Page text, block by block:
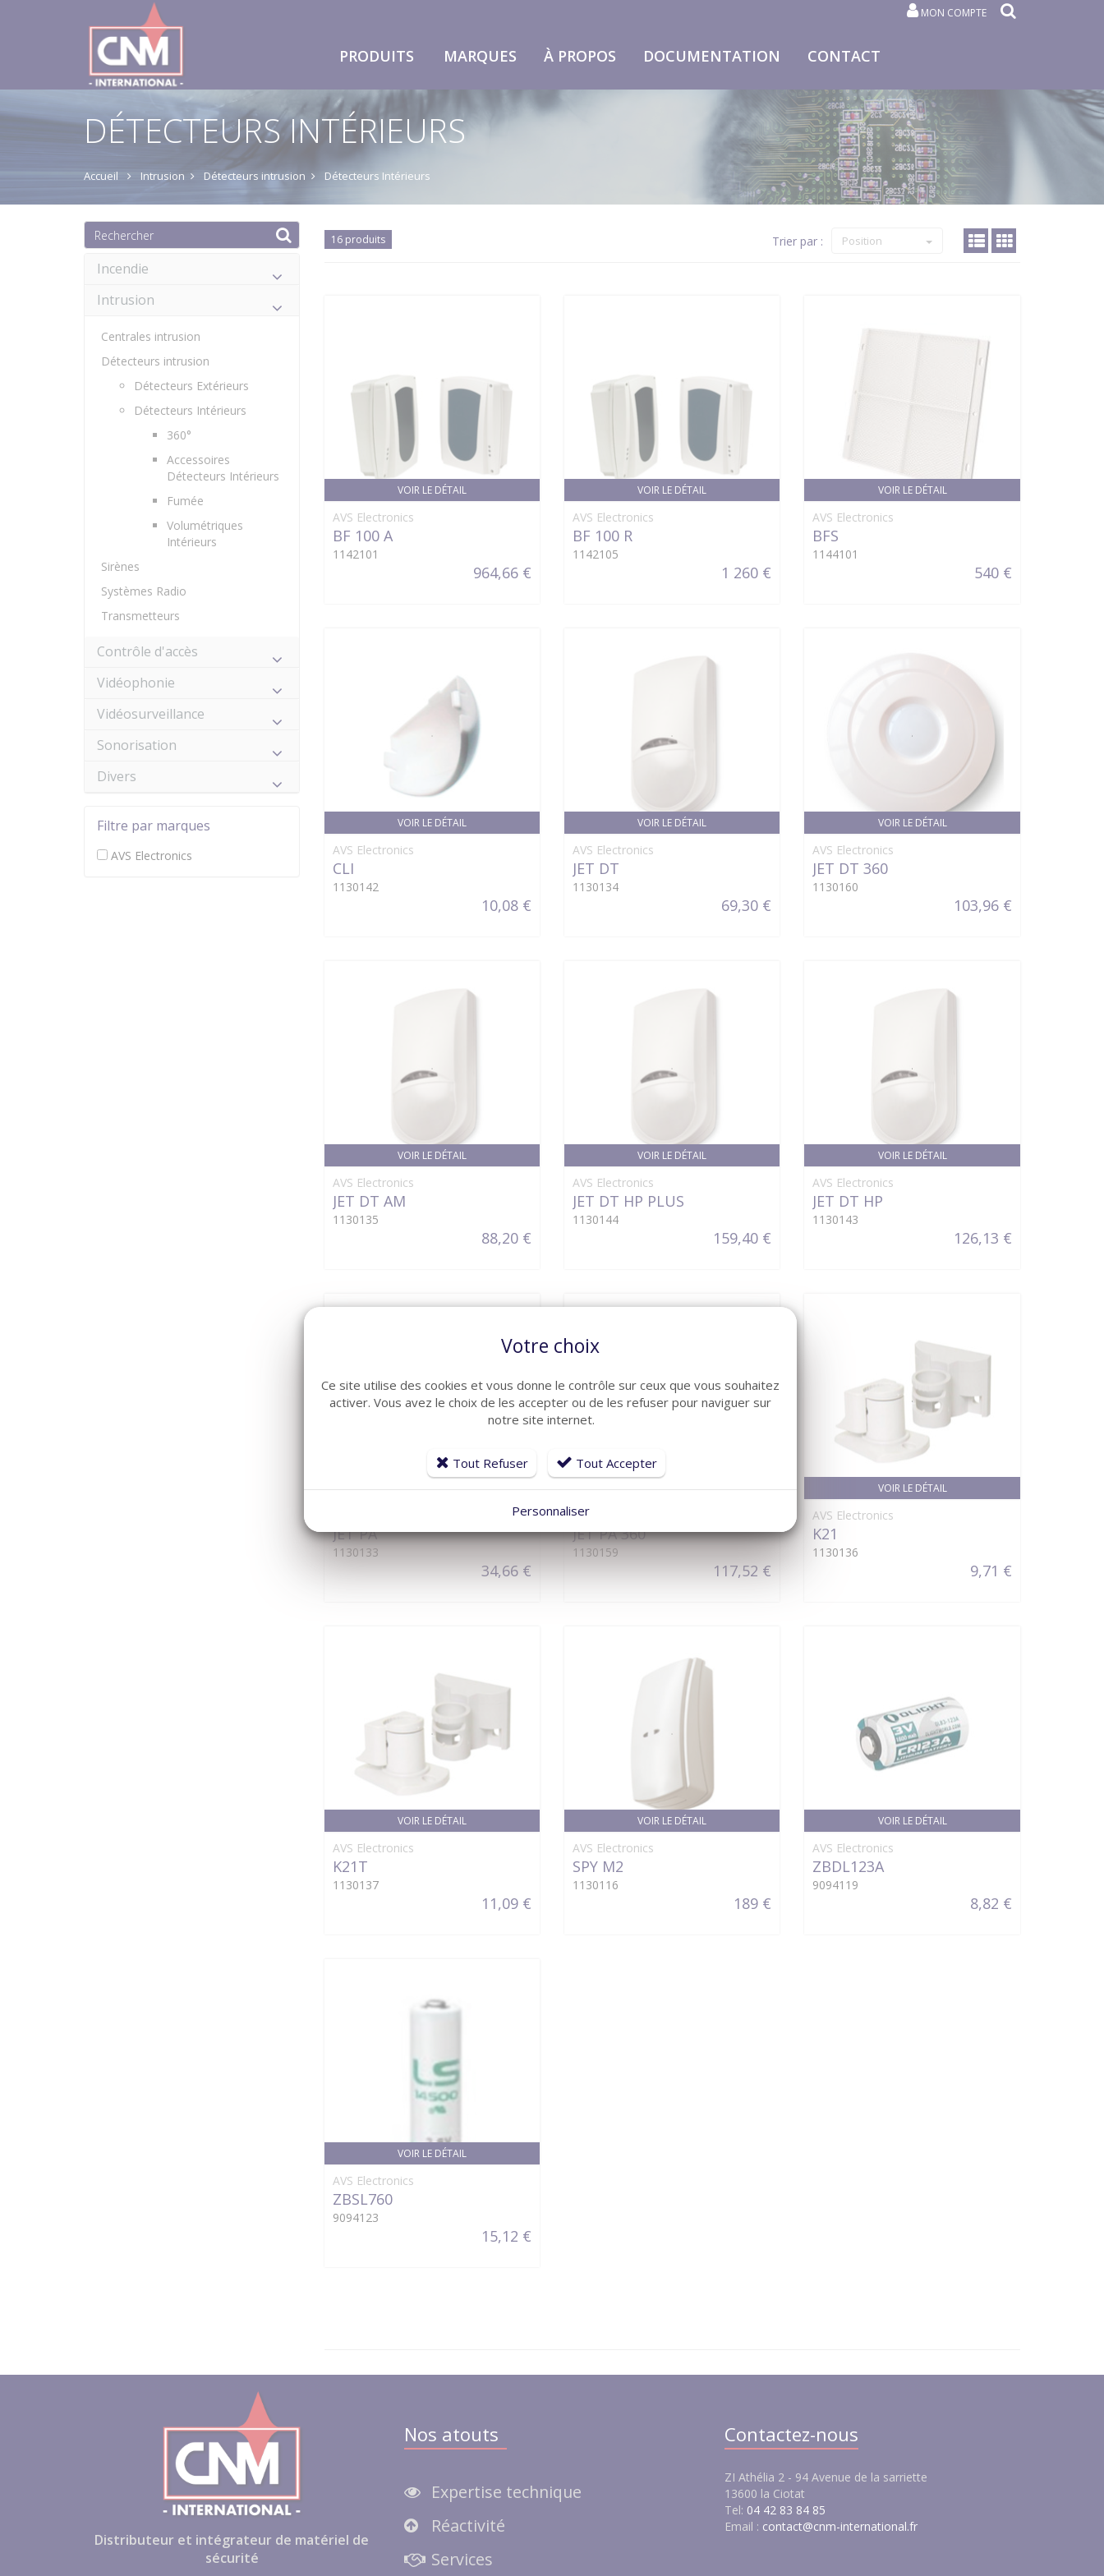
MON COMPTE
PRODUITS MARQUES À PROPOS DOCUMENTATION CONTACT
DÉTECTEURS INTÉRIEURS
Accueil Intrusion Détecteurs intrusion Détecteurs Intérieurs
Incendie
Intrusion
Centrales intrusion
Détecteurs intrusion
Détecteurs Extérieurs
Détecteurs Intérieurs
360°
Accessoires
Détecteurs Intérieurs
Fumée
Volumétriques
Intérieurs
Sirènes
Systèmes Radio
Transmetteurs
Contrôle d'accès
Vidéophonie
Vidéosurveillance
Sonorisation
Divers
Filtre par marques
AVS Electronics
16 produits Trier par : Position
VOIR LE DÉTAIL
AVS Electronics
BF 100 A
1142101
964,66 €
VOIR LE DÉTAIL
AVS Electronics
BF 100 R
1142105
1 260 €
VOIR LE DÉTAIL
AVS Electronics
BFS
1144101
540 €
VOIR LE DÉTAIL
AVS Electronics
CLI
1130142
10,08 €
VOIR LE DÉTAIL
AVS Electronics
JET DT
1130134
69,30 €
VOIR LE DÉTAIL
AVS Electronics
JET DT 360
1130160
103,96 €
VOIR LE DÉTAIL
AVS Electronics
JET DT AM
1130135
88,20 €
VOIR LE DÉTAIL
AVS Electronics
JET DT HP PLUS
1130144
159,40 €
VOIR LE DÉTAIL
AVS Electronics
JET DT HP
1130143
126,13 €
VOIR LE DÉTAIL
JET PA
1130133
34,66 €
VOIR LE DÉTAIL
AVS Electronics
JET PA 360
1130159
117,52 €
VOIR LE DÉTAIL
AVS Electronics
K21
1130136
9,71 €
VOIR LE DÉTAIL
AVS Electronics
K21T
1130137
11,09 €
VOIR LE DÉTAIL
AVS Electronics
SPY M2
1130116
189 €
VOIR LE DÉTAIL
AVS Electronics
ZBDL123A
9094119
8,82 €
VOIR LE DÉTAIL
AVS Electronics
ZBSL760
9094123
15,12 €
Distributeur et intégrateur de matériel de
sécurité
Nos atouts
Expertise technique
Réactivité
Services
Contactez-nous
ZI Athélia 2 - 94 Avenue de la sarriette
13600 la Ciotat
Tel: 04 42 83 84 85
Email : contact@cnm-international.fr
Votre choix
Ce site utilise des cookies et vous donne le contrôle sur ceux que vous souhaitez
activer. Vous avez le choix de les accepter ou de les refuser pour naviguer sur
notre site internet.
Tout Refuser Tout Accepter
Personnaliser